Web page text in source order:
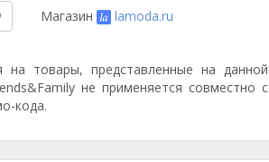
Магазин lamoda.ru
товары, представленные на данной
не применяется совместно с
кода.